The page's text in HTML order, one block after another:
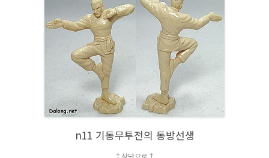
n11 기동무투전의 동방선생
↑상단으로↑